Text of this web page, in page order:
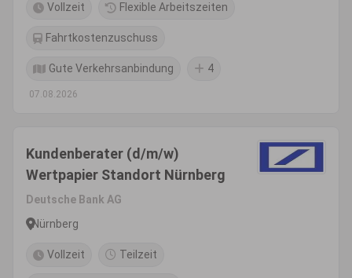
Vollzeit Flexible Arbeitszeiten
Fahrtkostenzuschuss
Gute Verkehrsanbindung 4
07.08.2026
Kundenberater (d/m/w)
Wertpapier Standort Nürnberg
Deutsche Bank AG
Nürnberg
Vollzeit Teilzeit